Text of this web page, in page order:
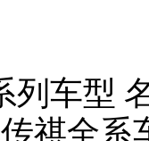
列车型
祺全系